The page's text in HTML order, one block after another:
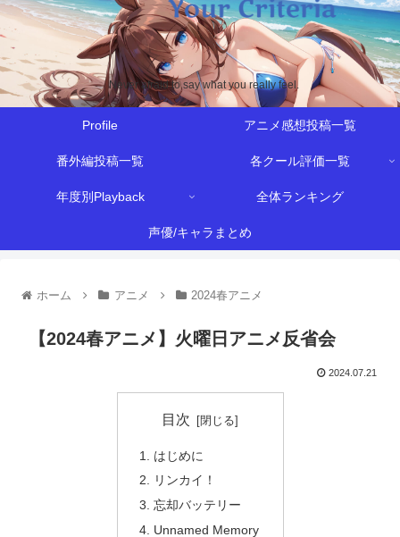
Never afraid to say what you really feel.
Profile アニメ感想投稿一覧
番外編投稿一覧 各クール評価一覧
年度別Playback 全体ランキング
声優/キャラまとめ
ホーム アニメ 2024春アニメ
【2024春アニメ】火曜日アニメ反省会
2024.07.21
目次
はじめに
リンカイ！
忘却バッテリー
Unnamed Memory